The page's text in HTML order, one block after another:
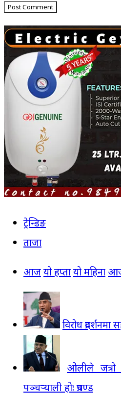
ट्रेन्डिङ
ताजा
आजयो हप्तायो महिना
विरोध
ओलीले जत्रो
पञ्चर्‍याली होः प्रचण्ड